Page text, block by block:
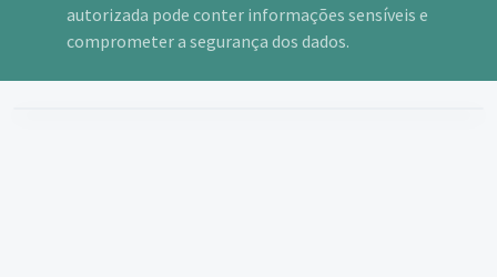
autorizada pode conter informações sensíveis e
comprometer a segurança dos dados.